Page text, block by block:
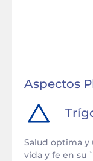
Aspectos
Salud optima y
vida y fe en su